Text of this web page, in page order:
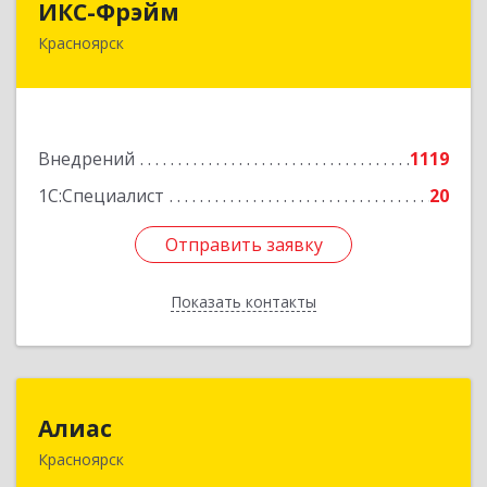
ИКС-Фрэйм
Красноярск
Внедрений
1119
1С:Специалист
20
Отправить заявку
Показать контакты
660077, Красноярский край, Красноярск г,
Отправить заявку
Назад
Алиас
Красноярск660043, Красноярский край, Красноярск г,